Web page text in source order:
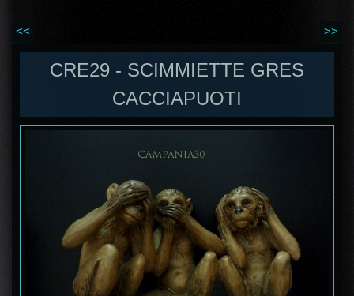
<< >>
CRE29 - SCIMMIETTE GRES
CACCIAPUOTI